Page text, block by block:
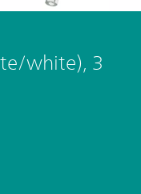
white), 3